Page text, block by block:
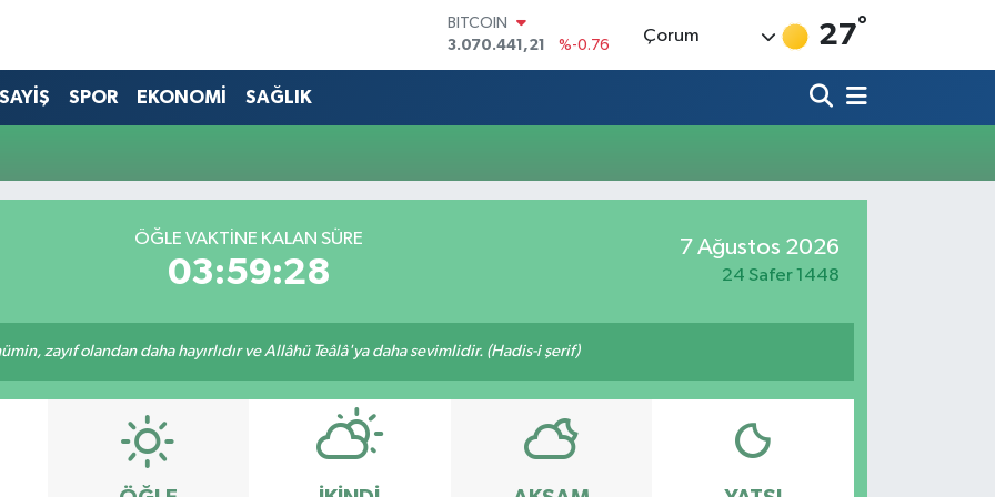
BITCOIN
3.070.441,21
%-0.76
DOLAR
64,1897
%0.02
GRAM ALTIN
Çorum 27°
SPOR EKONOMİ SAĞLIK
ÖĞLE VAKTINE KALAN SÜRE
03:59:28
7 Ağustos 2026
24 Safer 1448
zayıf olandan daha hayırlıdır ve Allâhü Teâlâ'ya daha sevimlidir. (Hadis-i şerif)